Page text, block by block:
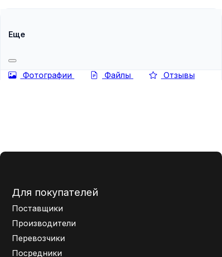
Еще
Фотографии Файлы Отзывы
Для покупателей
Поставщики
Производители
Перевозчики
Посредники